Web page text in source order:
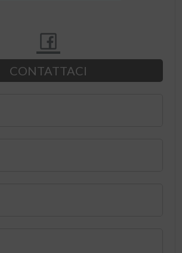
CONTATTACI